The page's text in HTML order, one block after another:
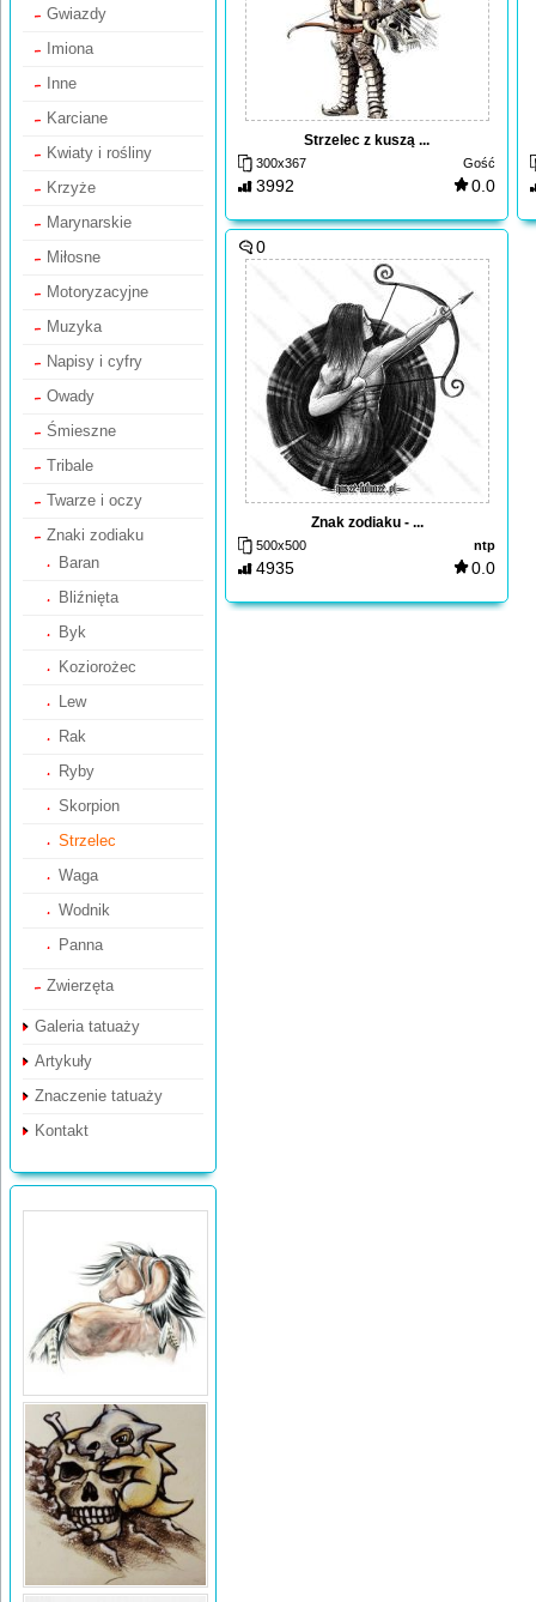
Strzelec z kuszą ...
300x367 Gość
3992 0.0
0
Znak zodiaku - ...
500x500 ntp
4935 0.0
Gwiazdy
Imiona
Inne
Karciane
Kwiaty i rośliny
Krzyże
Marynarskie
Miłosne
Motoryzacyjne
Muzyka
Napisy i cyfry
Owady
Śmieszne
Tribale
Twarze i oczy
Znaki zodiaku
Baran
Bliźnięta
Byk
Koziorożec
Lew
Rak
Ryby
Skorpion
Strzelec
Waga
Wodnik
Panna
Zwierzęta
Galeria tatuaży
Artykuły
Znaczenie tatuaży
Kontakt